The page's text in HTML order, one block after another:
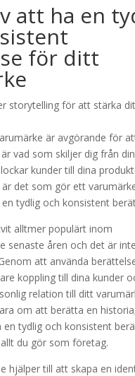
att ha en
för ditt
är avgörande för
vad som skiljer dig från
kunder till dina
det som gör ett
tydlig och konsistent
alltmer populärt inom
senaste åren och det är
att använda
koppling till dina kunder
relation till ditt
om att berätta en
tydlig och konsistent
du gör som företag.
hjälper till att skapa en